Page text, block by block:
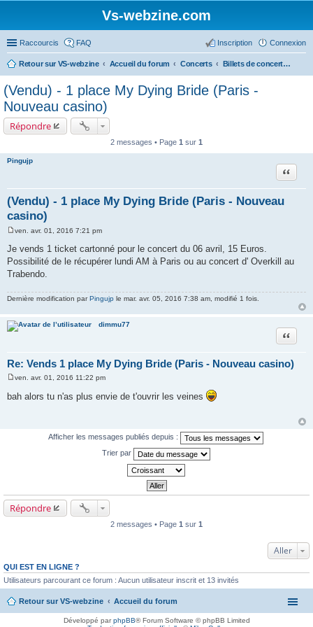
Vs-webzine.com
Raccourcis FAQ Connexion
Inscription
Retour sur VS-webzine Accueil du forum Concerts Billets de concerts et Covoiturages, Infos générales sur les concerts
(Vendu) - 1 place My Dying Bride (Paris -
Nouveau casino)
Répondre
2 messages • Page 1 sur 1
Pingujp
(Vendu) - 1 place My Dying Bride (Paris - Nouveau
casino)
Citer
s
s
g
ven. avr. 01, 2016 7:21 pm
Je vends 1 ticket cartonné pour le concert du 06 avril, 15 Euros.
Possibilité de le récupérer lundi AM à Paris ou au concert d' Overkill au
Trabendo.
Dernière modification parPingujp le mar. avr. 05, 2016 7:38 am, modifié 1 fois.
dimmu77
Re: Vends 1 place My Dying Bride (Paris - Nouveau casino)
Citer
e
s
ven. avr. 01, 2016 11:22 pm
bah alors tu n'as plus envie de t'ouvrir les veines
Afficher les messages publiés depuis :
Trier par
Répondre
2 messages • Page 1 sur 1
Aller
QUI EST EN LIGNE ?
Utilisateurs parcourant ce forum : Aucun utilisateur inscrit et 13 invités
Retour sur VS-webzine Accueil du forum
Développé parphpBB® Forum Software © phpBB Limited